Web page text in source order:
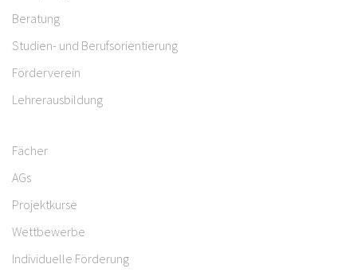
Beratung
Studien- und Berufsorientierung
Förderverein
Lehrerausbildung
Fächer
AGs
Projektkurse
Wettbewerbe
Individuelle Förderung